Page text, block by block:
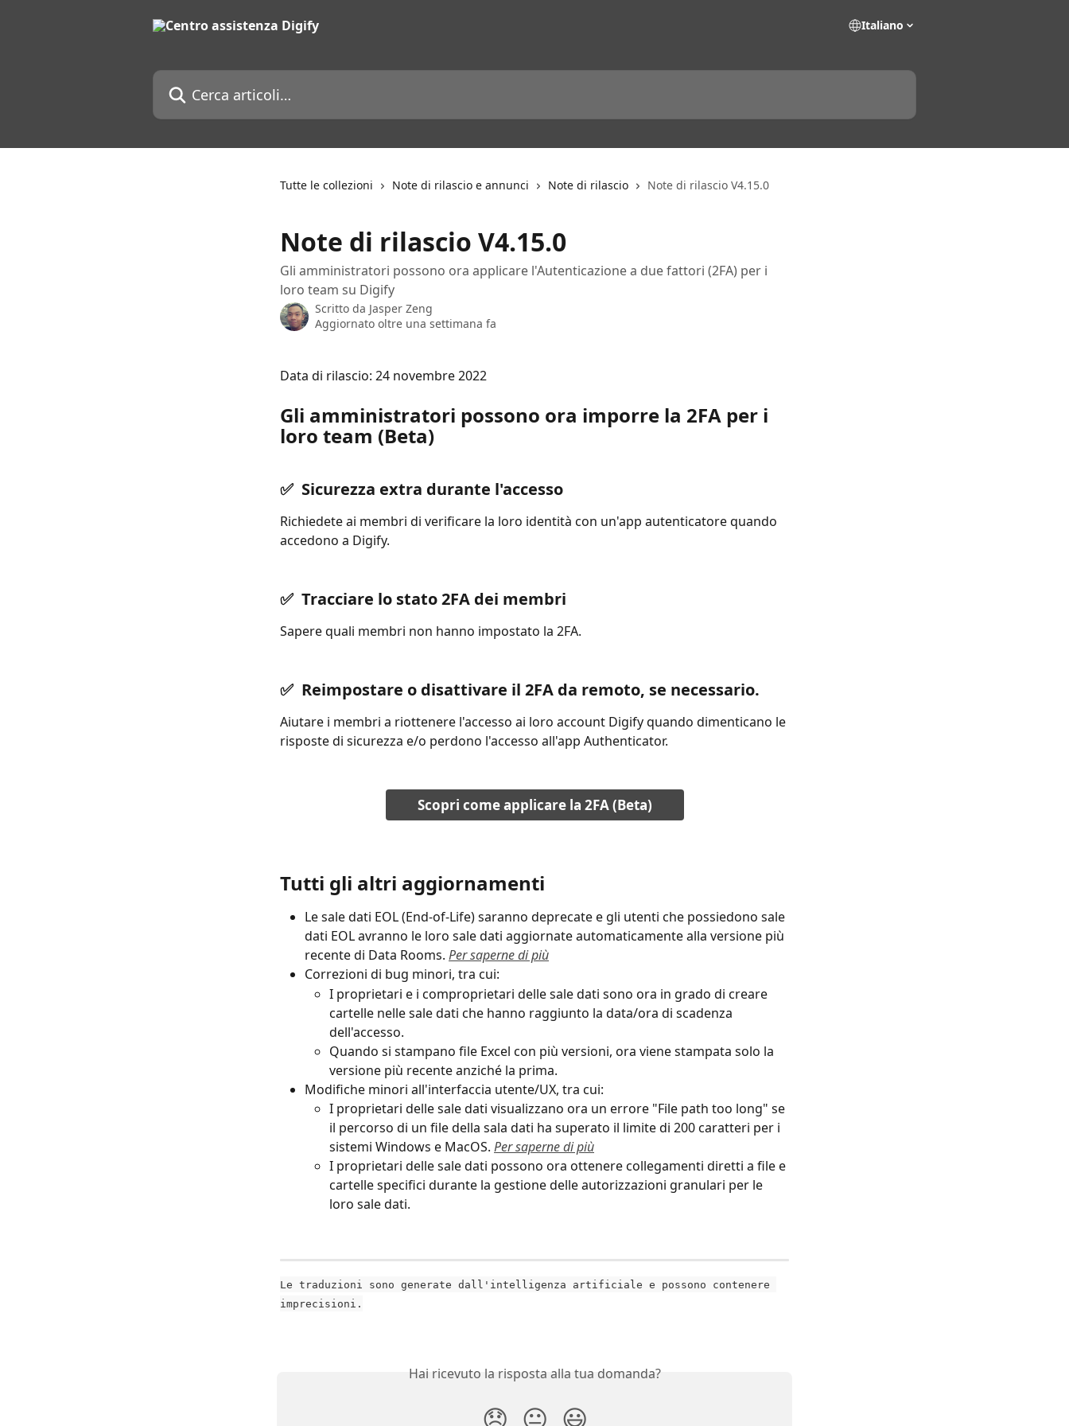
Italiano
Cerca articoli…
Tutte le collezioni Note di rilascio e annunci Note di rilascio Note di rilascio V4.15.0
Note di rilascio V4.15.0
Gli amministratori possono ora applicare l'Autenticazione a due fattori (2FA) per i
loro team su Digify
Scritto da Jasper Zeng
Aggiornato oltre una settimana fa
Data di rilascio: 24 novembre 2022
Gli amministratori possono ora imporre la 2FA per i
loro team (Beta)
✅  Sicurezza extra durante l'accesso
Richiedete ai membri di verificare la loro identità con un'app autenticatore quando
accedono a Digify.
✅  Tracciare lo stato 2FA dei membri
Sapere quali membri non hanno impostato la 2FA.
✅  Reimpostare o disattivare il 2FA da remoto, se necessario.
Aiutare i membri a riottenere l'accesso ai loro account Digify quando dimenticano le
risposte di sicurezza e/o perdono l'accesso all'app Authenticator.
Scopri come applicare la 2FA (Beta)
Tutti gli altri aggiornamenti
Le sale dati EOL (End-of-Life) saranno deprecate e gli utenti che possiedono sale
dati EOL avranno le loro sale dati aggiornate automaticamente alla versione più
recente di Data Rooms. Per saperne di più
Correzioni di bug minori, tra cui:
I proprietari e i comproprietari delle sale dati sono ora in grado di creare
cartelle nelle sale dati che hanno raggiunto la data/ora di scadenza
dell'accesso.
Quando si stampano file Excel con più versioni, ora viene stampata solo la
versione più recente anziché la prima.
Modifiche minori all'interfaccia utente/UX, tra cui:
I proprietari delle sale dati visualizzano ora un errore "File path too long" se
il percorso di un file della sala dati ha superato il limite di 200 caratteri per i
sistemi Windows e MacOS. Per saperne di più
I proprietari delle sale dati possono ora ottenere collegamenti diretti a file e
cartelle specifici durante la gestione delle autorizzazioni granulari per le
loro sale dati.
Le traduzioni sono generate dall'intelligenza artificiale e possono contenere
imprecisioni.
Hai ricevuto la risposta alla tua domanda?
😞 😐 😃